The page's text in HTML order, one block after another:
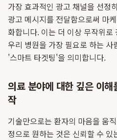
가장 효과적인 광고 채널을 선정
광고 메시지를 전달함으로써 마
화합니다. 이는 더 이상 무작위
우리 병원을 가장 필요로 하는
'스마트 타겟팅'을 의미합니다.
의료 분야에 대한 깊은 이
작
기술만으로는 환자의 마음을 움
정으로 원하는 것은 신뢰할 수